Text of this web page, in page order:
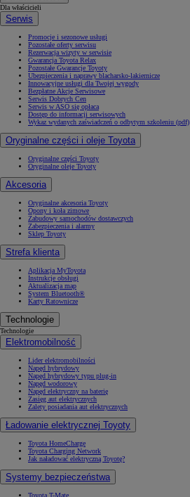
Dla właścicieli
Serwis
Promocje i sezonowe usługi
Pozostałe oferty serwisu
Rezerwacja wizyty w serwisie
Gwarancja Toyota Relax
Pozostałe Gwarancje Toyoty
Ubezpieczenia i naprawy blacharsko-lakiernicze
Innowacyjne usługi dla Twojej wygody
Bezpłatne Akcje Serwisowe
Serwis Dobrych Cen
Serwis w ASO się opłaca
Dostęp do informacji serwisowych
Wykaz wydanych zaświadczeń o odbytym szkoleniu (pdf)
Oryginalne części i oleje Toyota
Oryginalne części Toyoty
Oryginalne oleje Toyoty
Akcesoria
Oryginalne akcesoria Toyoty
Opony i koła zimowe
Zabudowy samochodów dostawczych
Zabezpieczenia i alarmy
Sklep Toyoty
Strefa klienta
Aplikacja MyToyota
Instrukcje obsługi
Aktualizacja map
System Bluetooth®
Karty Ratownicze
Technologie
Technologie
Elektromobilność
Lider elektromobilności
Napęd hybrydowy
Napęd hybrydowy typu plug-in
Napęd wodorowy
Napęd elektryczny na baterię
Zasięg aut elektrycznych
Zalety posiadania aut elektrycznych
Ładowanie elektrycznej Toyoty
Toyota HomeCharge
Toyota Charging Network
Jak naładować elektryczną Toyotę?
Systemy bezpieczeństwa
Toyota T-Mate